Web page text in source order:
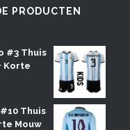
PRODUCTEN
#3 Thuis
Korte
Thuis
Mouw